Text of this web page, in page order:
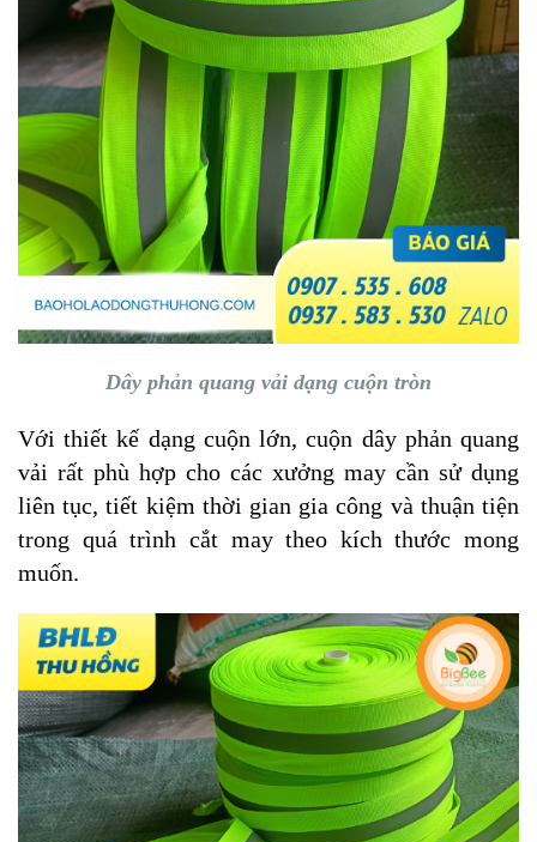
Dây phản quang vải dạng cuộn tròn
Với thiết kế dạng cuộn lớn, cuộn dây phản quang
vải rất phù hợp cho các xưởng may cần sử dụng
liên tục, tiết kiệm thời gian gia công và thuận tiện
trong quá trình cắt may theo kích thước mong
muốn.